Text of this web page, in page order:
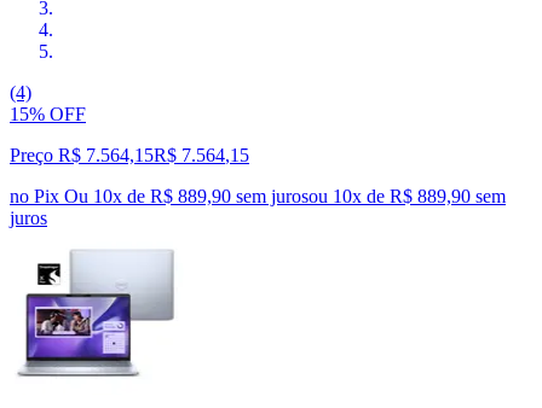
(4)
15% OFF
Preço R$ 7.564,15R$ 7.564,15
no Pix Ou 10x de R$ 889,90 sem jurosou 10x de R$ 889,90 sem
juros